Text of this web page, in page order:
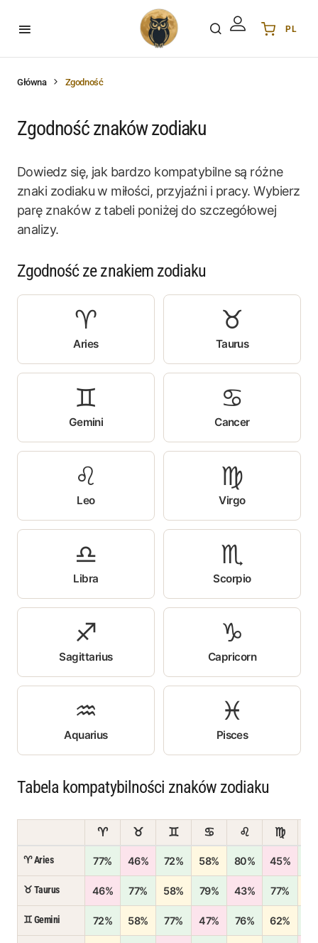
PL
IN
FR Français
Główna Zgodność
Zgodność znaków zodiaku
Dowiedz się, jak bardzo kompatybilne są różne
znaki zodiaku w miłości, przyjaźni i pracy. Wybierz
parę znaków z tabeli poniżej do szczegółowej
analizy.
Zgodność ze znakiem zodiaku
♈
Aries
♉
Taurus
♊
Gemini
♋
Cancer
♌
Leo
♍
Virgo
♎
Libra
♏
Scorpio
♐
Sagittarius
♑
Capricorn
♒
Aquarius
♓
Pisces
Tabela kompatybilności znaków zodiaku
♈ ♉ ♊ ♋ ♌ ♍
♈ Aries 77% 46% 72% 58% 80% 45%
♉ Taurus 46% 77% 58% 79% 43% 77%
♊ Gemini 72% 58% 77% 47% 76% 62%